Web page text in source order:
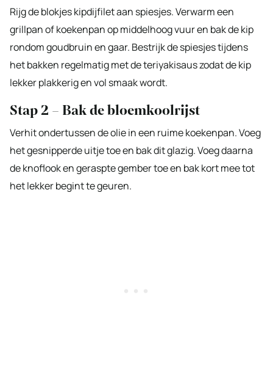
Rijg de blokjes kipdijfilet aan spiesjes. Verwarm een
grillpan of koekenpan op middelhoog vuur en bak de kip
rondom goudbruin en gaar. Bestrijk de spiesjes tijdens
het bakken regelmatig met de teriyakisaus zodat de kip
lekker plakkerig en vol smaak wordt.
Stap 2 – Bak de bloemkoolrijst
Verhit ondertussen de olie in een ruime koekenpan. Voeg
het gesnipperde uitje toe en bak dit glazig. Voeg daarna
de knoflook en geraspte gember toe en bak kort mee tot
het lekker begint te geuren.